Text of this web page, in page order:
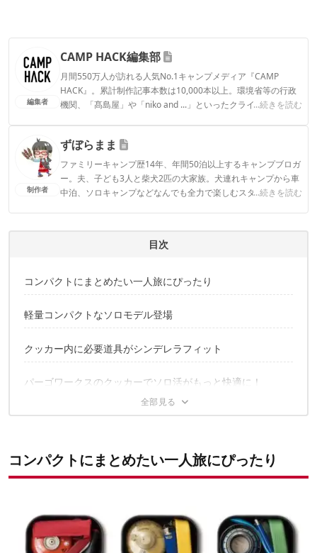
編集者
CAMP HACK編集部
月間550万人が訪れる人気No.1キャンプメディア『CAMP
HACK』。累計制作記事本数は10,000本以上。環境省等の行政
機関、「髙島屋」や「niko and ...」といったクライアントとの
...続きを読む
CAMP HACK編集部のプロフィール
制作者
ずぼらまま
ファミリーキャンプ歴14年、年間50泊以上するキャンプブロガ
ー。夫、子ども3人と柴犬2匹の大家族。犬連れキャンプから車
中泊、ソロキャンプなどなんでも全力で楽しむスタイル。アウ
...続きを読む
ずぼらままのプロフィール
目次
コンパクトにまとめたい一人旅にぴったり
軽量コンパクトなソロモデル登場
クッカー内に必要道具がシンデレラフィット
パーゴワークスのクッカーでソロ活がもっと快適に！
コンパクトにまとめたい一人旅にぴったり